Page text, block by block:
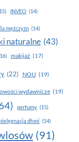
INVEO (14)
mężczyzn (14)
naturalne (43)
makijaż (17)
(22) NOU (19)
wydawnicze (19)
perfumy (15)
dłoni (14)
(91)